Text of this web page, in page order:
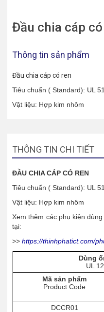
Đầu chia cáp
Thông tin sản phẩm
Đầu chia cáp có ren
Tiêu chuẩn ( Standard): UL
Vật liệu: Hợp kim nhôm
THÔNG TIN CHI TIẾT
ĐẦU CHIA CÁP CÓ REN
Tiêu chuẩn ( Standard): UL
Vật liệu: Hợp kim nhôm
Xem thêm các phụ kiện
tại:
>> https://thinhphatict.com/
Dùng
UL
Mã sản phẩm
Product Code
DCCR01